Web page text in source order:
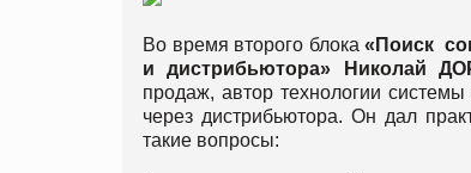
Во время второго блока « Поиск
идистрибьютора» Николай
продаж, автор технологии
через дистрибьютора. Он дал
такие вопросы: